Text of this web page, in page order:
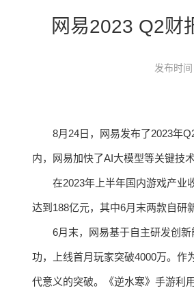
网易2023 Q2财
发布时
8月24日，网易发布了2023年
内，网易加快了AI大模型等关键技
在2023年上半年国内游戏产业
达到188亿元，其中6月末两款自研
6月末，网易基于自主研发创
功，上线首月玩家突破4000万。作
代意义的突破。《逆水寒》手游利